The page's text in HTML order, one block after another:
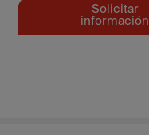
Solicitar
información